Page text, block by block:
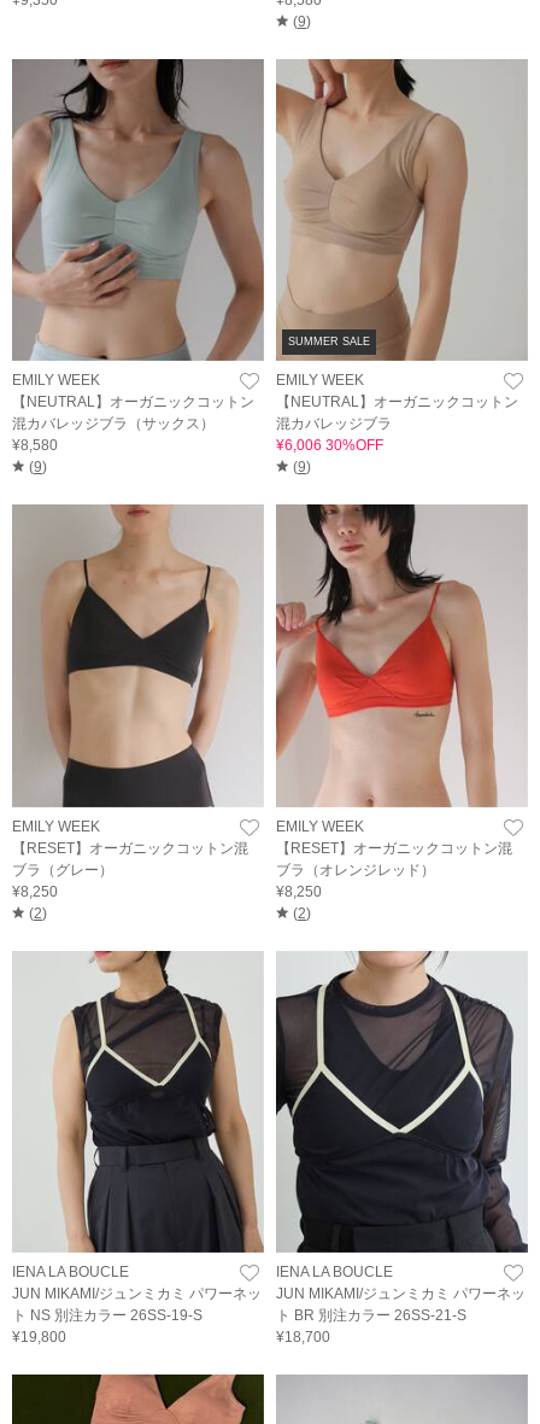
(9)
EMILY WEEK
【NEUTRAL】オーガニックコットン
混カバレッジブラ（サックス）
¥8,580
(9)
SUMMER SALE
EMILY WEEK
【NEUTRAL】オーガニックコットン
混カバレッジブラ
¥6,006 30%OFF
(9)
EMILY WEEK
【RESET】オーガニックコットン混
ブラ（グレー）
¥8,250
(2)
EMILY WEEK
【RESET】オーガニックコットン混
ブラ（オレンジレッド）
¥8,250
(2)
IENA LA BOUCLE
JUN MIKAMI/ジュンミカミ パワーネッ
ト NS 別注カラー 26SS-19-S
¥19,800
IENA LA BOUCLE
JUN MIKAMI/ジュンミカミ パワーネッ
ト BR 別注カラー 26SS-21-S
¥18,700